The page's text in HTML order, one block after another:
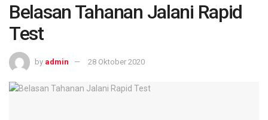
Belasan Tahanan Jalani Rapid
Test
by admin 28 Oktober 2020